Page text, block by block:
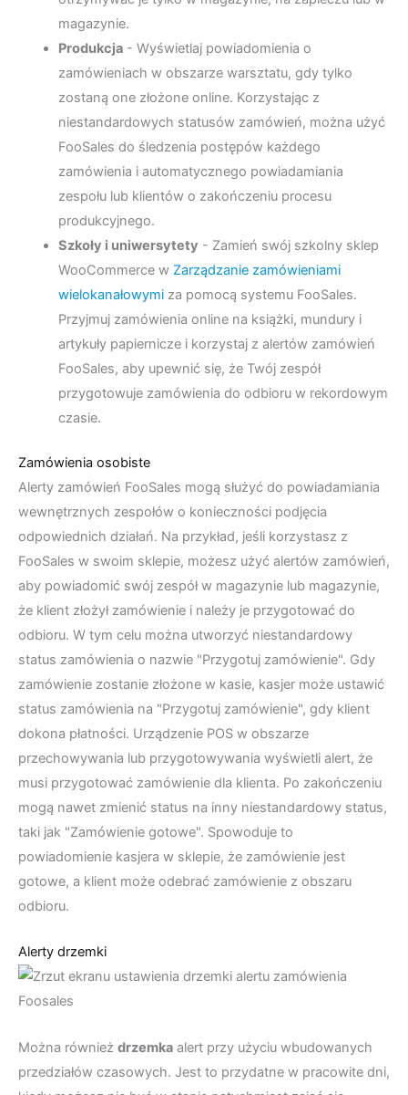
magazynie.
Produkcja- Wyświetlaj powiadomienia o
zamówieniach w obszarze warsztatu, gdy tylko
zostaną one złożone online. Korzystając z
niestandardowych statusów zamówień, można użyć
FooSales do śledzenia postępów każdego
zamówienia i automatycznego powiadamiania
zespołu lub klientów o zakończeniu procesu
produkcyjnego.
Szkoły i uniwersytety - Zamień swój szkolny sklep
WooCommerce w Zarządzanie zamówieniami
wielokanałowymiza pomocą systemu FooSales.
Przyjmuj zamówienia online na książki, mundury i
artykuły papiernicze i korzystaj z alertów zamówień
FooSales, aby upewnić się, że Twój zespół
przygotowuje zamówienia do odbioru w rekordowym
czasie.
Zamówienia osobiste
Alerty zamówień FooSales mogą służyć do powiadamiania
wewnętrznych zespołów o konieczności podjęcia
odpowiednich działań. Na przykład, jeśli korzystasz z
FooSales w swoim sklepie, możesz użyć alertów zamówień,
aby powiadomić swój zespół w magazynie lub magazynie,
że klient złożył zamówienie i należy je przygotować do
odbioru. W tym celu można utworzyć niestandardowy
status zamówienia o nazwie "Przygotuj zamówienie". Gdy
zamówienie zostanie złożone w kasie, kasjer może ustawić
status zamówienia na "Przygotuj zamówienie", gdy klient
dokona płatności. Urządzenie POS w obszarze
przechowywania lub przygotowywania wyświetli alert, że
musi przygotować zamówienie dla klienta. Po zakończeniu
mogą nawet zmienić status na inny niestandardowy status,
taki jak "Zamówienie gotowe". Spowoduje to
powiadomienie kasjera w sklepie, że zamówienie jest
gotowe, a klient może odebrać zamówienie z obszaru
odbioru.
Alerty drzemki
Można również drzemka alert przy użyciu wbudowanych
przedziałów czasowych. Jest to przydatne w pracowite dni,